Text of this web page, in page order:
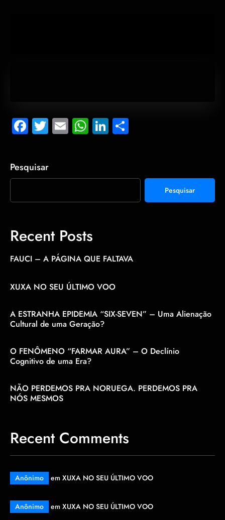
Facebook
TwitterEmailWhatsApp
LinkedIn
Pesquisar
Pesquisar
Recent Posts
FAUCI – A PÁGINA QUE FALTAVA
XUXA NO SEU ÚLTIMO VOO
A ESTRANHA EPIDEMIA “SIX-SEVEN” – Uma Alienação
Cultural de uma Geração?
O FENÔMENO “FARMAR AURA” – O Declínio
Cognitivo de uma Era?
NÃO PERDEMOS PRA NORUEGA. PERDEMOS PRA
NÓS MESMOS
Recent Comments
Anônimo em XUXA NO SEU ÚLTIMO VOO
Anônimo em XUXA NO SEU ÚLTIMO VOO